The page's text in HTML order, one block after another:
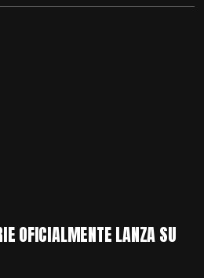
OFICIALMENTE LANZA SU